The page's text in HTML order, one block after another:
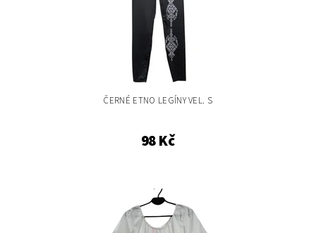
ČERNÉ ETNO LEGÍNY VEL. S
98 Kč